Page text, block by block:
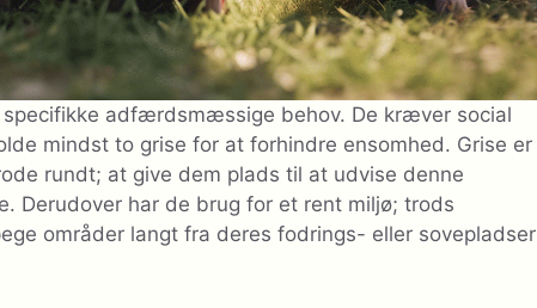
specifikke adfærdsmæssige behov. De kræver social
mindst to grise for at forhindre ensomhed. Grise er
rundt; at give dem plads til at udvise denne
Derudover har de brug for et rent miljø; trods
områder langt fra deres fodrings- eller sovepladser